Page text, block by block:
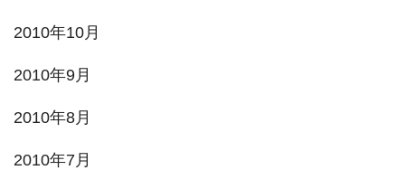
2010年10月
2010年9月
2010年8月
2010年7月